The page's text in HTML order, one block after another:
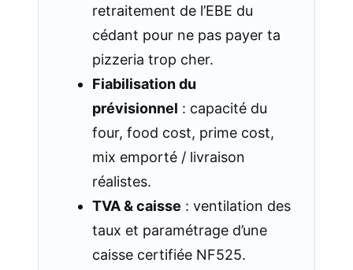
retraitement de l’EBE du
cédant pour ne pas payer ta
pizzeria trop cher.
Fiabilisation du
prévisionnel : capacité du
four, food cost, prime cost,
mix emporté / livraison
réalistes.
TVA & caisse : ventilation des
taux et paramétrage d’une
caisse certifiée NF525.